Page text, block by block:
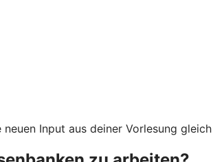
Input aus deiner Vorlesung